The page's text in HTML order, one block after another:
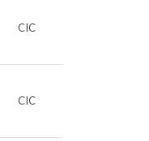
CIC
CIC